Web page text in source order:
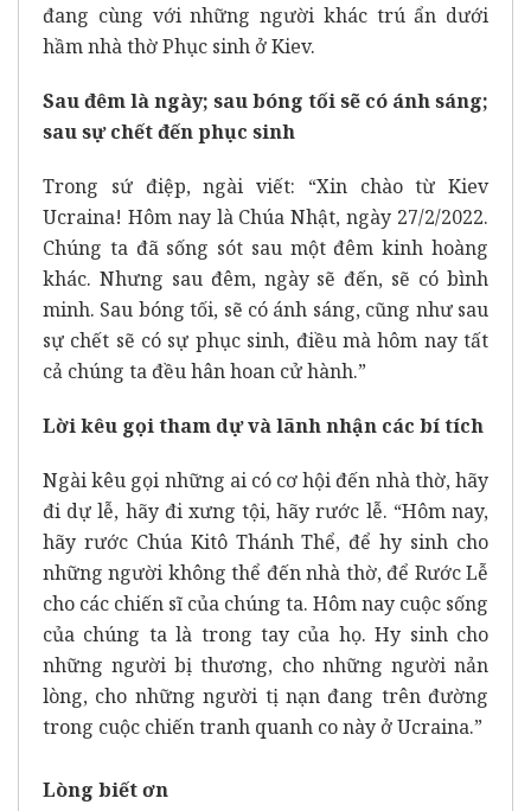
đang cùng với những người khác trú ẩn dưới
hầm nhà thờ Phục sinh ở Kiev.
Sau đêm là ngày; sau bóng tối sẽ có ánh sáng;
sau sự chết đến phục sinh
Trong sứ điệp, ngài viết: “Xin chào từ Kiev
Ucraina! Hôm nay là Chúa Nhật, ngày 27/2/2022.
Chúng ta đã sống sót sau một đêm kinh hoàng
khác. Nhưng sau đêm, ngày sẽ đến, sẽ có bình
minh. Sau bóng tối, sẽ có ánh sáng, cũng như sau
sự chết sẽ có sự phục sinh, điều mà hôm nay tất
cả chúng ta đều hân hoan cử hành.”
Lời kêu gọi tham dự và lãnh nhận các bí tích
Ngài kêu gọi những ai có cơ hội đến nhà thờ, hãy
đi dự lễ, hãy đi xưng tội, hãy rước lễ. “Hôm nay,
hãy rước Chúa Kitô Thánh Thể, để hy sinh cho
những người không thể đến nhà thờ, để Rước Lễ
cho các chiến sĩ của chúng ta. Hôm nay cuộc sống
của chúng ta là trong tay của họ. Hy sinh cho
những người bị thương, cho những người nản
lòng, cho những người tị nạn đang trên đường
trong cuộc chiến tranh quanh co này ở Ucraina.”
Lòng biết ơn